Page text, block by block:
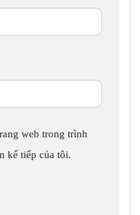
web trong trình
kế tiếp của tôi.